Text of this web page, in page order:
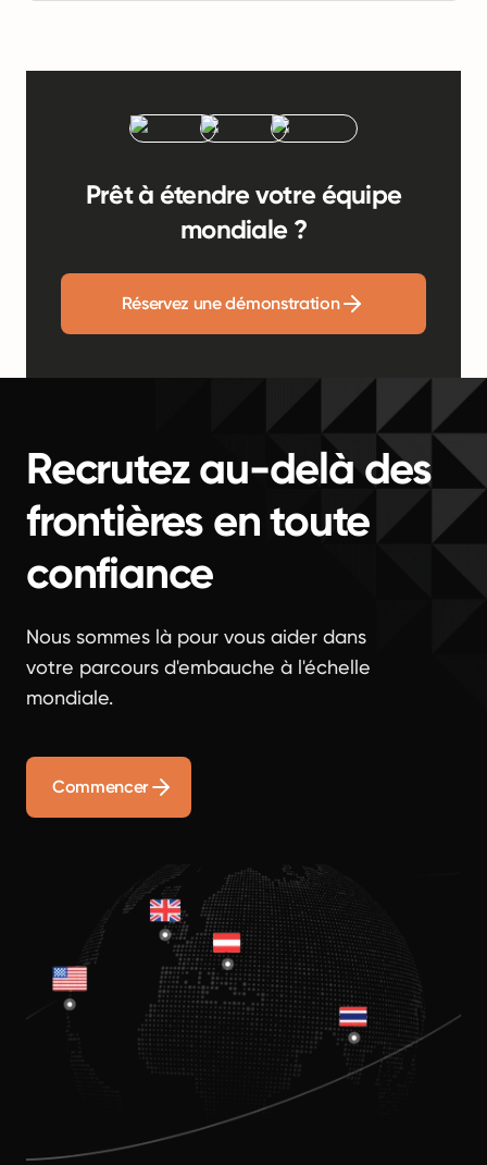
Prêt à étendre votre équipe
mondiale ?
Réservez une démonstration
Recrutez au-delà des
frontières en toute
confiance
Nous sommes là pour vous aider dans
votre parcours d'embauche à l'échelle
mondiale.
Commencer